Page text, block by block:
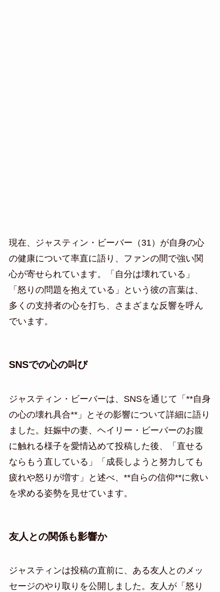
現在、ジャスティン・ビーバー（31）が自身の心
の健康について率直に語り、ファンの間で強い関
心が寄せられています。「自分は壊れている」
「怒りの問題を抱えている」という彼の言葉は、
多くの支持者の心を打ち、さまざまな反響を呼ん
でいます。
SNSでの心の叫び
ジャスティン・ビーバーは、SNSを通じて「**自身
の心の壊れ具合**」とその影響について詳細に語り
ました。妊娠中の妻、ヘイリー・ビーバーのお腹
に触れる様子を愛情込めて投稿した後、「直せる
ならもう直している」「成長しようと努力しても
疲れや怒りが増す」と述べ、**自らの信仰**に救い
を求める姿勢を見せています。
友人との関係も影響か
ジャスティンは投稿の直前に、ある友人とのメッ
セージのやり取りを公開しました。友人が「怒り